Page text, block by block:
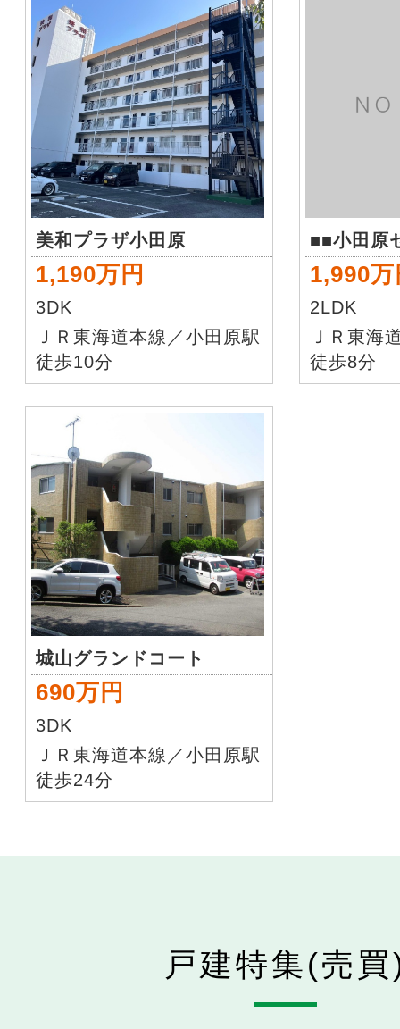
美和プラザ小田原
1,190万円
3DK
ＪＲ東海道本線／小田原駅
徒歩10分
1,990万
2LDK
ＪＲ東海
徒歩8分
城山グランドコート
690万円
3DK
ＪＲ東海道本線／小田原駅
徒歩24分
戸建特集(売